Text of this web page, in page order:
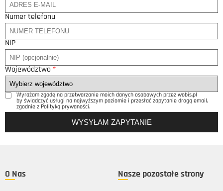
Numer telefonu
NIP
Województwo *
Wyrażam zgodę na przetwarzanie moich danych osobowych przez wobis.pl
by świadczyć usługi na najwyższym poziomie i przesłać zapytanie drogą email,
zgodnie z Polityką prywaności.
O Nas Nasze pozostałe strony